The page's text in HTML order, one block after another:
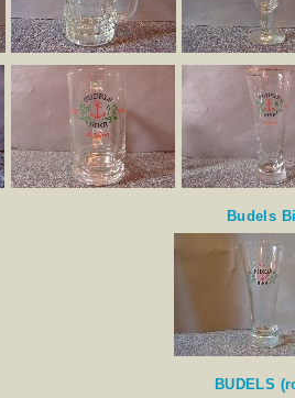
Budels
BUDELS